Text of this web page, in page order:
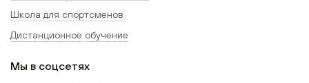
Школа для спортсменов
Дистанционное обучение
Мы в соцсетях